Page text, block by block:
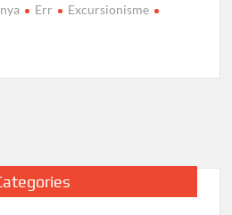
Err
Excursionisme